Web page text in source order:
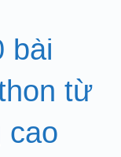
bài
từ
cao